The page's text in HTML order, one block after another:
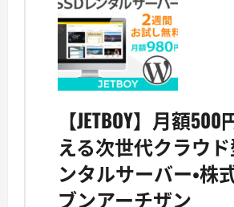
【JETBOY】月額
える次世代クラウド
ンタルサーバー・株
ブンアーチザン